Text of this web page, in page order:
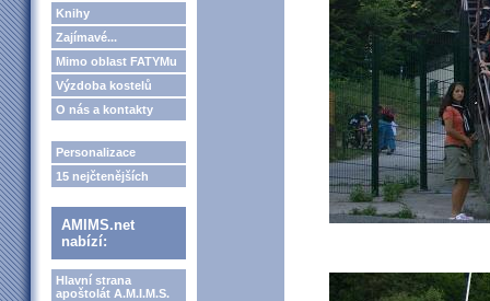
Knihy
Zajímavé...
Mimo oblast FATYMu
Výzdoba kostelů
O nás a kontakty
Personalizace
15 nejčtenějších
AMIMS.net
nabízí:
Hlavní strana
apoštolát A.M.I.M.S.